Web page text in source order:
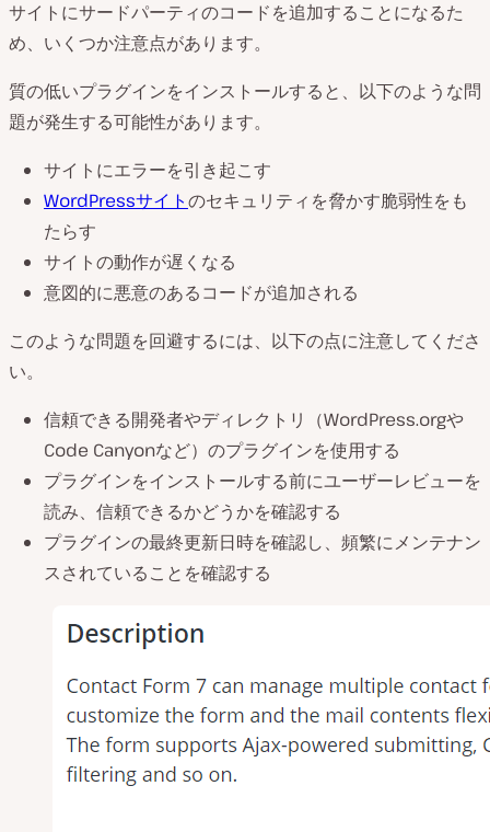
サイトにサードパーティのコードを追加することになるた
め、いくつか注意点があります。
質の低いプラグインをインストールすると、以下のような問
題が発生する可能性があります。
サイトにエラーを引き起こす
WordPressサイトのセキュリティを脅かす脆弱性をも
たらす
サイトの動作が遅くなる
意図的に悪意のあるコードが追加される
このような問題を回避するには、以下の点に注意してくださ
い。
信頼できる開発者やディレクトリ（WordPress.orgや
Code Canyonなど）のプラグインを使用する
プラグインをインストールする前にユーザーレビューを
読み、信頼できるかどうかを確認する
プラグインの最終更新日時を確認し、頻繁にメンテナン
スされていることを確認する